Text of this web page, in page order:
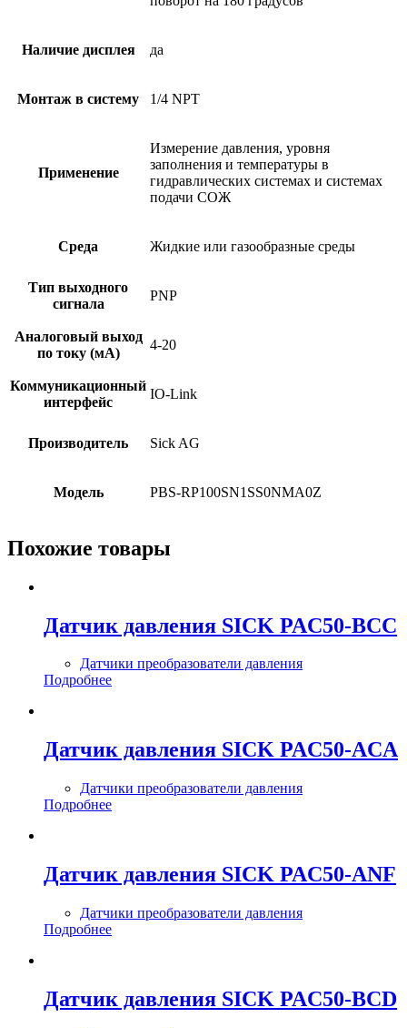
Наличие дисплея да
Монтаж в систему 1/4 NPT
Применение
Измерение давления, уровня
заполнения и температуры в
гидравлических системах и системах
подачи СОЖ
Среда Жидкие или газообразные среды
Тип выходного
сигнала
PNP
Аналоговый выход
по току (мА)
4-20
Коммуникационный
интерфейс
IO-Link
Производитель Sick AG
Модель PBS-RP100SN1SS0NMA0Z
Похожие товары
Датчик давления SICK PAC50-BCC
Датчики преобразователи давления
Подробнее
Датчик давления SICK PAC50-ACA
Датчики преобразователи давления
Подробнее
Датчик давления SICK PAC50-ANF
Датчики преобразователи давления
Подробнее
Датчик давления SICK PAC50-BCD